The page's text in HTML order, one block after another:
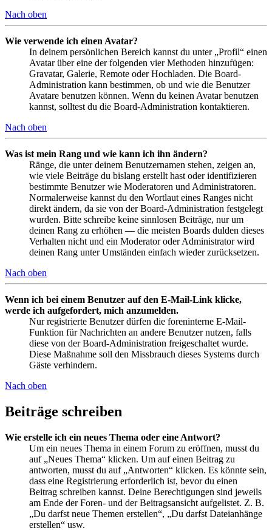
Nach oben
Wie verwende ich einen Avatar?
In deinem persönlichen Bereich kannst du unter „Profil“ einen
Avatar über eine der folgenden vier Methoden hinzufügen:
Gravatar, Galerie, Remote oder Hochladen. Die Board-
Administration kann bestimmen, ob und wie die Benutzer
Avatare benutzen können. Wenn du keinen Avatar benutzen
kannst, solltest du die Board-Administration kontaktieren.
Nach oben
Was ist mein Rang und wie kann ich ihn ändern?
Ränge, die unter deinem Benutzernamen stehen, zeigen an,
wie viele Beiträge du bislang erstellt hast oder identifizieren
bestimmte Benutzer wie Moderatoren und Administratoren.
Normalerweise kannst du den Wortlaut eines Ranges nicht
direkt ändern, da sie von der Board-Administration festgelegt
wurden. Bitte schreibe keine sinnlosen Beiträge, nur um
deinen Rang zu erhöhen — die meisten Boards dulden dieses
Verhalten nicht und ein Moderator oder Administrator wird
deinen Rang unter Umständen einfach wieder zurücksetzen.
Nach oben
Wenn ich bei einem Benutzer auf den E-Mail-Link klicke,
werde ich aufgefordert, mich anzumelden.
Nur registrierte Benutzer dürfen die foreninterne E-Mail-
Funktion für Nachrichten an andere Benutzer nutzen, falls
diese von der Board-Administration freigeschaltet wurde.
Diese Maßnahme soll den Missbrauch dieses Systems durch
Gäste verhindern.
Nach oben
Beiträge schreiben
Wie erstelle ich ein neues Thema oder eine Antwort?
Um ein neues Thema in einem Forum zu eröffnen, musst du
auf „Neues Thema“ klicken. Um auf einen Beitrag zu
antworten, musst du auf „Antworten“ klicken. Es könnte sein,
dass eine Registrierung erforderlich ist, bevor du einen
Beitrag schreiben kannst. Deine Berechtigungen sind jeweils
am Ende der Foren- und der Beitragsansicht aufgelistet. Z. B.
„Du darfst neue Themen erstellen“, „Du darfst Dateianhänge
erstellen“ usw.